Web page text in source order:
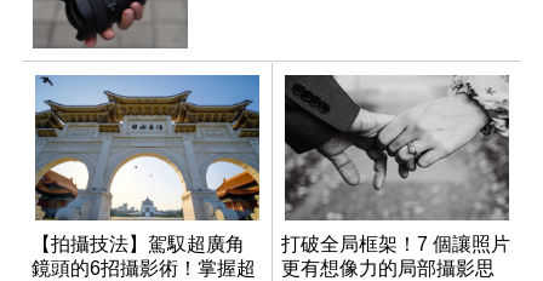
【拍攝技法】駕馭超廣角
鏡頭的6招攝影術！掌握超
打破全局框架！7 個讓照片
更有想像力的局部攝影思